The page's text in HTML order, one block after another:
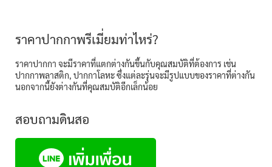
ราคาปากกาพรีเมี่ยมท่าไหร่?
ราคาปากกา จะมีราคาที่แตกต่างกันขึ้นกับคุณสมบัติที่ต้องการ เช่น
ปากกาพลาสติก, ปากกาโลหะ ซึ่งแต่ละรุ่นจะมีรูปแบบของราคาที่ต่างกัน
นอกจากนี้ยังต่างกันที่คุณสมบัติอีกเล็กน้อย
สอบถามดินสอ